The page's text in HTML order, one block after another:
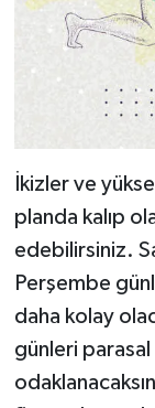
İkizler ve
planda kalıp
edebilirsiniz.
Perşembe
daha kolay
günleri